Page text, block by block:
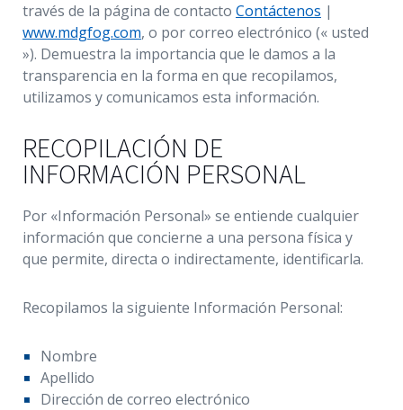
través de la página de contacto Contáctenos |
www.mdgfog.com, o por correo electrónico (« usted
»). Demuestra la importancia que le damos a la
transparencia en la forma en que recopilamos,
utilizamos y comunicamos esta información.
RECOPILACIÓN DE
INFORMACIÓN PERSONAL
Por «Información Personal» se entiende cualquier
información que concierne a una persona física y
que permite, directa o indirectamente, identificarla.
Recopilamos la siguiente Información Personal:
Nombre
Apellido
Dirección de correo electrónico